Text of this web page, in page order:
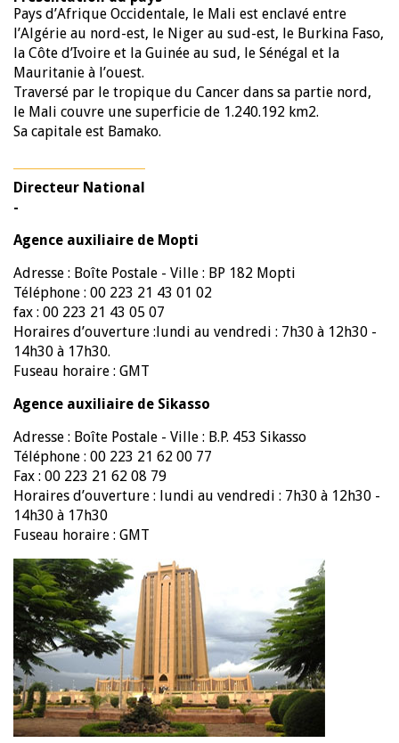
Pays d’Afrique Occidentale, le Mali est enclavé entre
l’Algérie au nord-est, le Niger au sud-est, le Burkina Faso,
la Côte d’Ivoire et la Guinée au sud, le Sénégal et la
Mauritanie à l’ouest.
Traversé par le tropique du Cancer dans sa partie nord,
le Mali couvre une superficie de 1.240.192 km2.
Sa capitale est Bamako.
Directeur National
-
Agence auxiliaire de Mopti
Adresse : Boîte Postale - Ville : BP 182 Mopti
Téléphone : 00 223 21 43 01 02
fax : 00 223 21 43 05 07
Horaires d’ouverture :lundi au vendredi : 7h30 à 12h30 -
14h30 à 17h30.
Fuseau horaire : GMT
Agence auxiliaire de Sikasso
Adresse : Boîte Postale - Ville : B.P. 453 Sikasso
Téléphone : 00 223 21 62 00 77
Fax : 00 223 21 62 08 79
Horaires d’ouverture : lundi au vendredi : 7h30 à 12h30 -
14h30 à 17h30
Fuseau horaire : GMT